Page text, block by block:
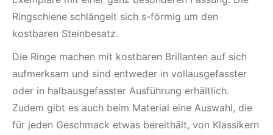
Ringschiene schlängelt sich s-förmig um den
kostbaren Steinbesatz.
Die Ringe machen mit kostbaren Brillanten auf sich
aufmerksam und sind entweder in vollausgefasster
oder in halbausgefasster Ausführung erhältlich.
Zudem gibt es auch beim Material eine Auswahl, die
für jeden Geschmack etwas bereithält, von Klassikern